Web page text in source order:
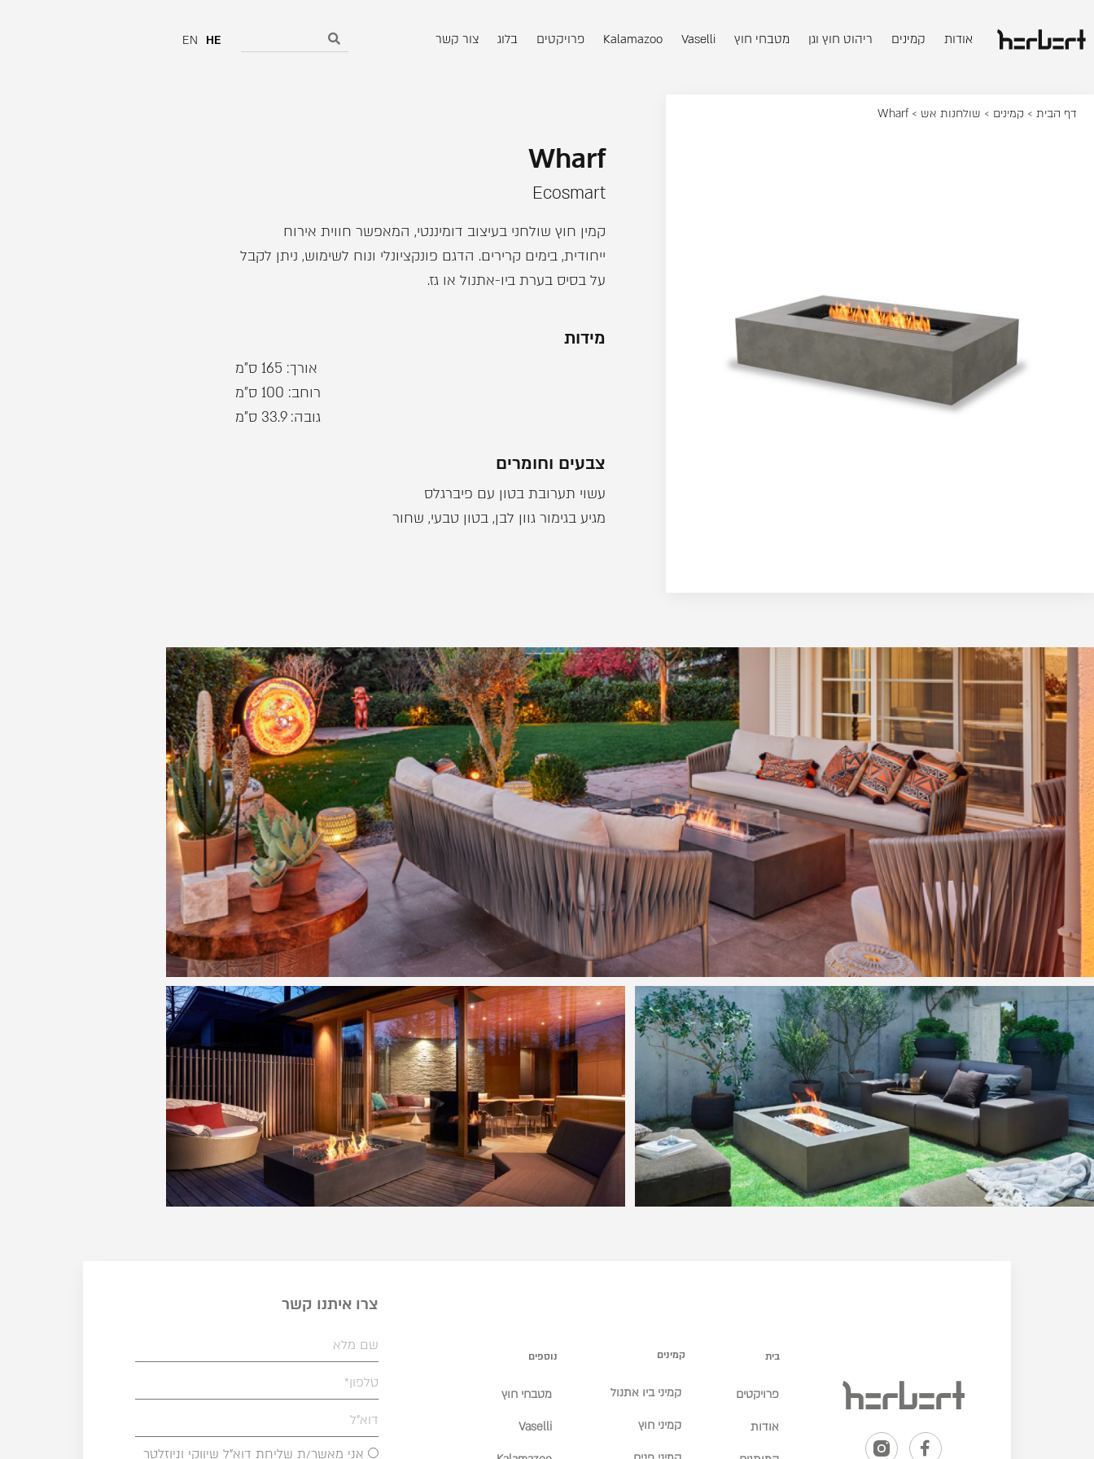
אודות קמינים ריהוט חוץ וגן מטבחי חוץ Vaselli
Kalamazoo פרויקטים בלוג צור קשר HE
EN
דף הבית > קמינים > שולחנות אש > Wharf
Wharf
Ecosmart
קמין חוץ שולחני בעיצוב דומיננטי, המאפשר חווית אירוח
ייחודית, בימים קרירים. הדגם פונקציונלי ונוח לשימוש, ניתן לקבל
על בסיס בערת ביו-אתנול או גז.
מידות
אורך: 165 ס"מ
רוחב: 100 ס"מ
גובה: 33.9 ס"מ
צבעים וחומרים
עשוי תערובת בטון עם פיברגלס
מגיע בגימור גוון לבן, בטון טבעי, שחור
בית
פרויקטים
אודות
קמינים
קמיני ביו אתנול
קמיני חוץ
נוספים
מטבחי חוץ
Vaselli
צרו איתנו קשר
אני מאשר/ת שליחת דוא"ל שיווקי וניוזלטר